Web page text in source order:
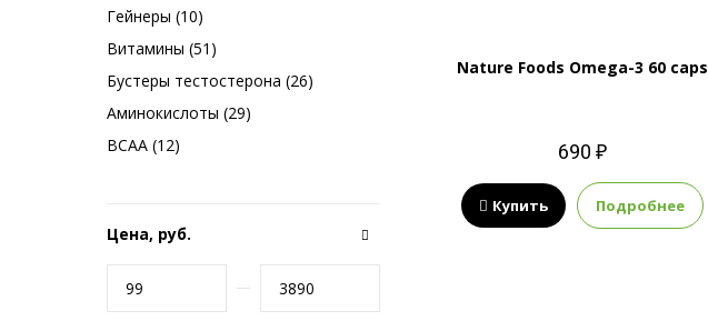
Гейнеры (10)
Витамины (51)
Бустеры тестостерона (26)
Аминокислоты (29)
BCAA (12)
Цена, руб.
Nature Foods Omega-3 60 caps
690 ₽
Купить Подробнее